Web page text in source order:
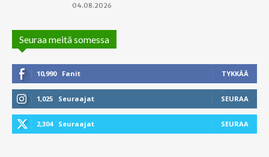
04.08.2026
Seuraa meitä somessa
10,990 Fanit TYKKÄÄ
1,025 Seuraajat SEURAA
2,304 Seuraajat SEURAA